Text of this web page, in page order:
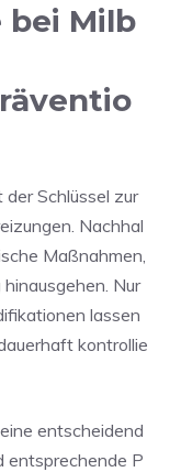
Milb
Schlüssel zur
Nachhal
Maßnahmen,
Nur
lassen
kontrollie
entscheidend
entsprechende P